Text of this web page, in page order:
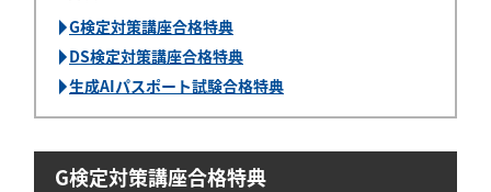
G検定対策講座合格特典
DS検定対策講座合格特典
生成AIパスポート試験合格特典
G検定対策講座合格特典